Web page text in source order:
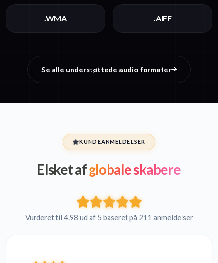
.WMA .AIFF
Se alle understøttede audio formater
KUNDEANMELDELSER
Elsket afglobale skabere
Vurderet til 4.98 ud af 5 baseret på 211 anmeldelser